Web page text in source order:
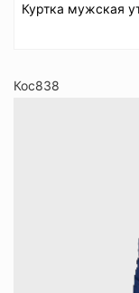
Куртка мужская
Кос838